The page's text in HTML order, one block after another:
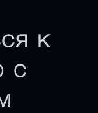
к
с